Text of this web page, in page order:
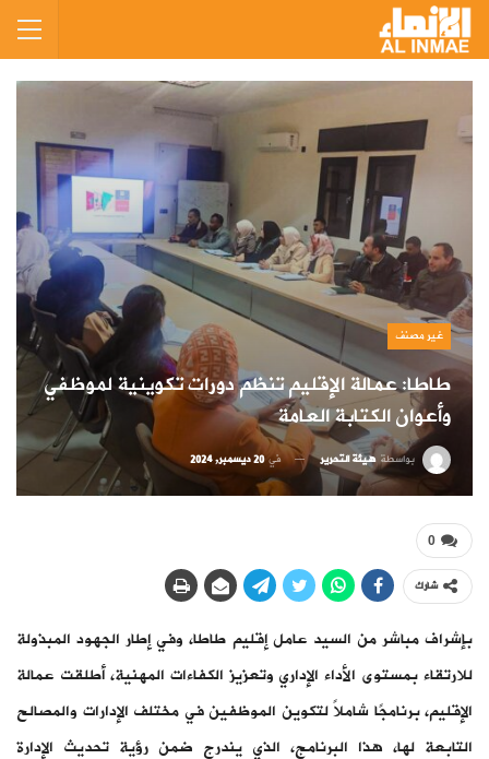
غير مصنف
طاطا: عمالة الإقليم تنظم دورات تكوينية لموظفي
وأعوان الكتابة العامة
بواسطةهيئة التحرير في20 ديسمبر, 2024
0
شارك
بإشراف مباشر من السيد عامل إقليم طاطا، وفي إطار الجهود المبذولة
للارتقاء بمستوى الأداء الإداري وتعزيز الكفاءات المهنية، أطلقت عمالة
الإقليم، برنامجًا شاملاً لتكوين الموظفين في مختلف الإدارات والمصالح
التابعة لها، هذا البرنامج، الذي يندرج ضمن رؤية تحديث الإدارة